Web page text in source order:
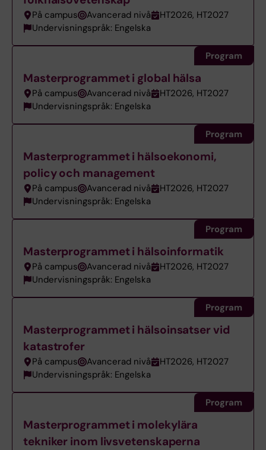
På campus Avancerad nivå
HT2026, HT2027
Undervisningspråk: Engelska
Masterprogrammet i global hälsa
På campus Avancerad nivå
HT2026, HT2027
Undervisningspråk: Engelska
Program
Masterprogrammet i hälsoekonomi,
policy och management
På campus Avancerad nivå
HT2026, HT2027
Undervisningspråk: Engelska
Program
Masterprogrammet i hälsoinformatik
På campus Avancerad nivå
HT2026, HT2027
Undervisningspråk: Engelska
Program
Masterprogrammet i hälsoinsatser vid
katastrofer
På campus Avancerad nivå
HT2026, HT2027
Undervisningspråk: Engelska
Program
Masterprogrammet i molekylära
tekniker inom livsvetenskaperna
Program